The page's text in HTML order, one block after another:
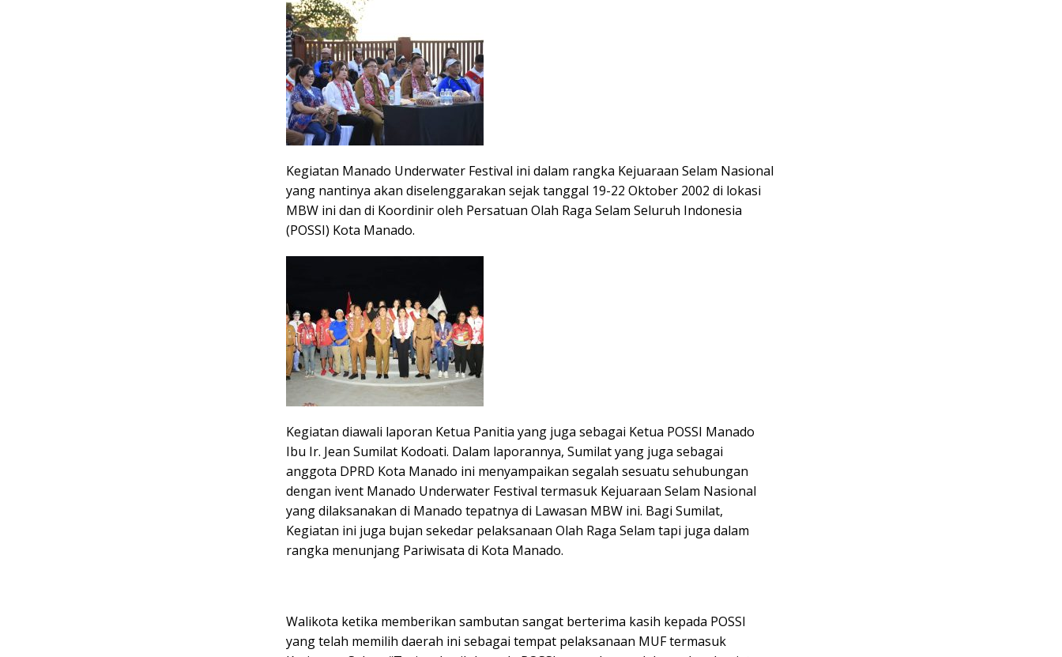
Kegiatan Manado Underwater Festival ini dalam rangka Kejuaraan Selam Nasional
yang nantinya akan diselenggarakan sejak tanggal 19-22 Oktober 2002 di lokasi
MBW ini dan di Koordinir oleh Persatuan Olah Raga Selam Seluruh Indonesia
(POSSI) Kota Manado.
Kegiatan diawali laporan Ketua Panitia yang juga sebagai Ketua POSSI Manado
Ibu Ir. Jean Sumilat Kodoati. Dalam laporannya, Sumilat yang juga sebagai
anggota DPRD Kota Manado ini menyampaikan segalah sesuatu sehubungan
dengan ivent Manado Underwater Festival termasuk Kejuaraan Selam Nasional
yang dilaksanakan di Manado tepatnya di Lawasan MBW ini. Bagi Sumilat,
Kegiatan ini juga bujan sekedar pelaksanaan Olah Raga Selam tapi juga dalam
rangka menunjang Pariwisata di Kota Manado.
Walikota ketika memberikan sambutan sangat berterima kasih kepada POSSI
yang telah memilih daerah ini sebagai tempat pelaksanaan MUF termasuk